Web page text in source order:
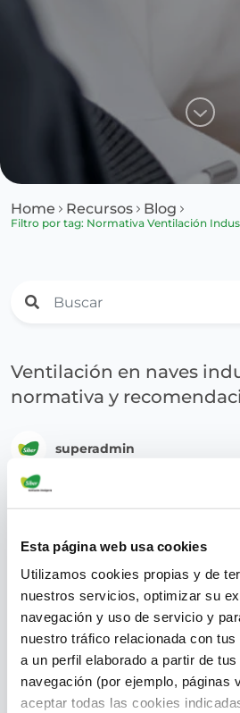
Esta página web usa cookies
Utilizamos cookies propias y de
nuestros servicios, optimizar su
navegación y uso de servicio y
nuestro tráfico relacionada con
a un perfil elaborado a partir de
navegación (por ejemplo, páginas
aceptar todas las cookies
Home Recursos Blog
Filtro por tag: Normativa Ventilación
Ventilación en naves
normativa y
superadmin